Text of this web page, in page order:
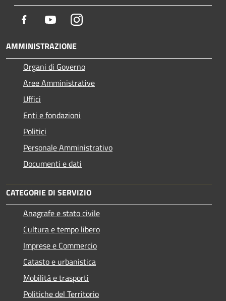
Facebook YoutubeInstagram
AMMINISTRAZIONE
Organi di Governo
Aree Amministrative
Uffici
Enti e fondazioni
Politici
Personale Amministrativo
Documenti e dati
CATEGORIE DI SERVIZIO
Anagrafe e stato civile
Cultura e tempo libero
Imprese e Commercio
Catasto e urbanistica
Mobilità e trasporti
Politiche del Territorio